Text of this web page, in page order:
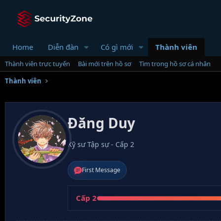
Home Diễn đàn Có gì mới Thành viên
Thành viên trực tuyến Bài mới trên hồ sơ
Tìm trong hồ sơ cá nhân
Thành viên
Đăng Duy
Kỹ sư Tập sự - Cấp 2
First Message
Cấp 2